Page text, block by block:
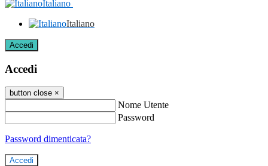
Italiano
Italiano
Accedi
Accedi
button close ×
Nome Utente
Password
Password dimenticata?